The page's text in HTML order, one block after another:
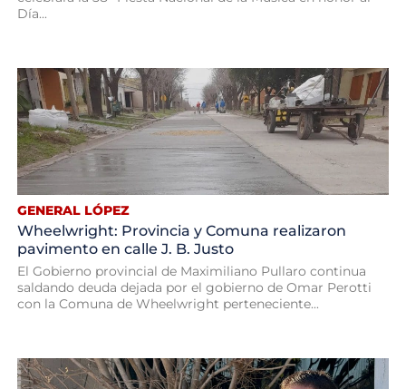
Día...
GENERAL LÓPEZ
Wheelwright: Provincia y Comuna realizaron
pavimento en calle J. B. Justo
El Gobierno provincial de Maximiliano Pullaro continua
saldando deuda dejada por el gobierno de Omar Perotti
con la Comuna de Wheelwright perteneciente...